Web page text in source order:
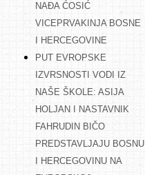
NAĐA ĆOSIĆ
VICEPRVAKINJA BOSNE
I HERCEGOVINE
PUT EVROPSKE
IZVRSNOSTI VODI IZ
NAŠE ŠKOLE: ASIJA
HOLJAN I NASTAVNIK
FAHRUDIN BIČO
PREDSTAVLJAJU BOSNU
I HERCEGOVINU NA